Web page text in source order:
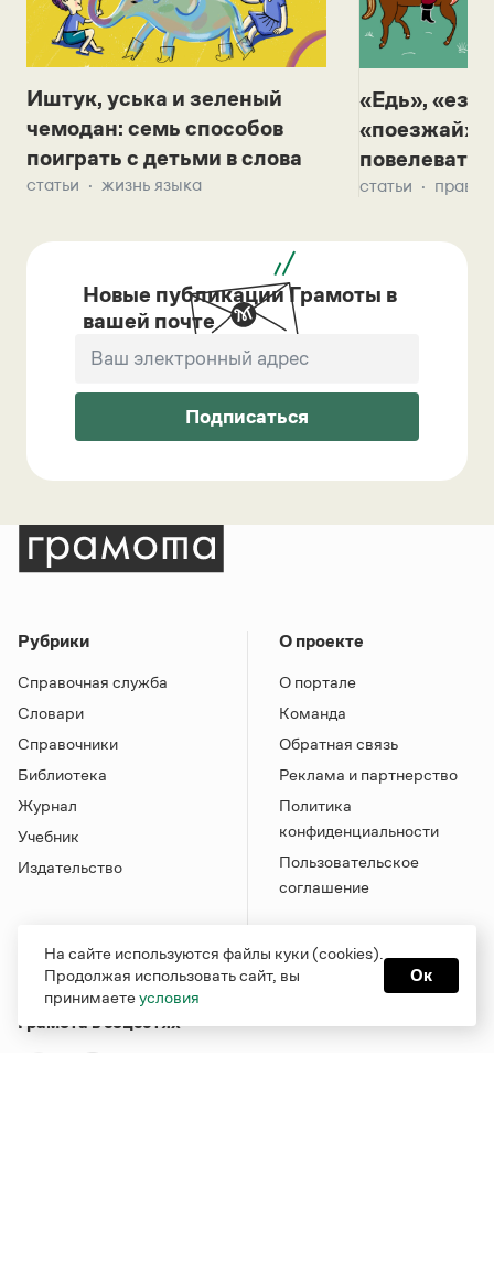
Иштук, уська и зеленый
чемодан: семь способов
поиграть с детьми в слова
статьи жизнь языка
«Едь»,
«поезжай»?
повелевать
статьи
Новые публикации Грамоты в
вашей почте
Подписаться
Рубрики
Справочная служба
Словари
Справочники
Библиотека
Журнал
Учебник
Издательство
О проекте
О портале
Команда
Обратная связь
Реклама и партнерство
Политика
конфиденциальности
Пользовательское
соглашение
Грамота в соцсетях
На сайте используются файлы куки (cookies).
Продолжая использовать сайт, вы
принимаетеусловия
Ок